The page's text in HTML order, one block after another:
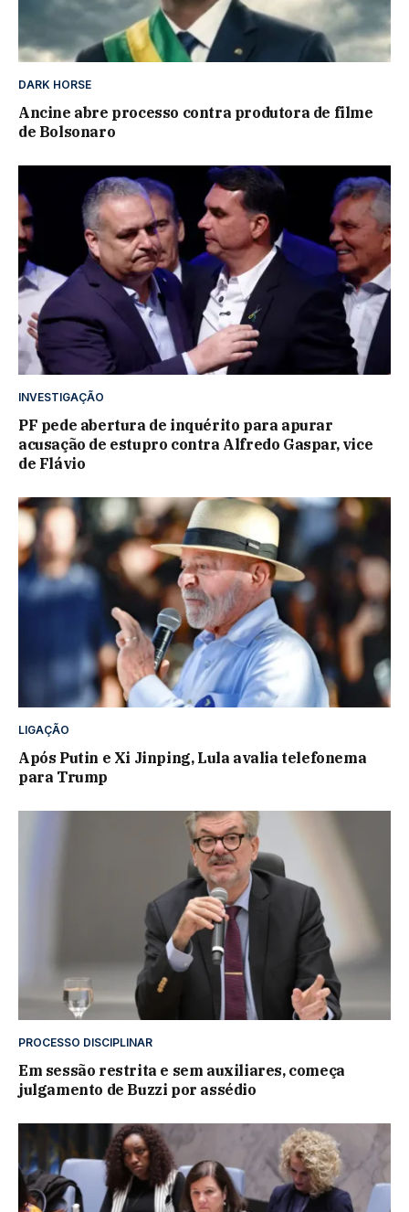
DARK HORSE
Ancine abre processo contra produtora de filme
de Bolsonaro
INVESTIGAÇÃO
PF pede abertura de inquérito para apurar
acusação de estupro contra Alfredo Gaspar, vice
de Flávio
LIGAÇÃO
Após Putin e Xi Jinping, Lula avalia telefonema
para Trump
PROCESSO DISCIPLINAR
Em sessão restrita e sem auxiliares, começa
julgamento de Buzzi por assédio